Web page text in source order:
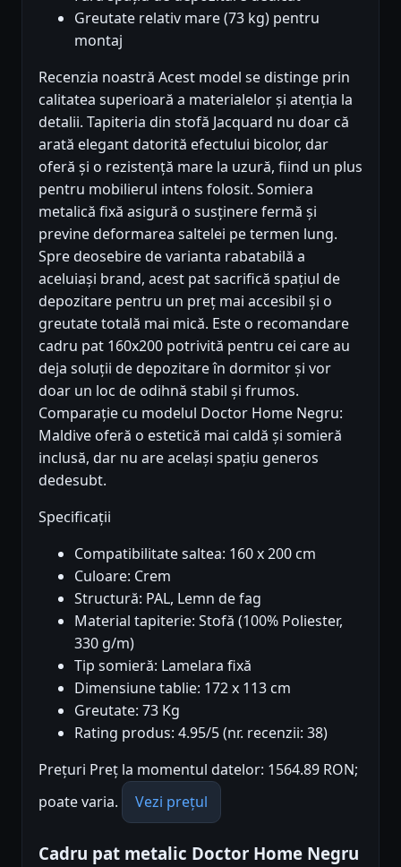
Greutate relativ mare (73 kg) pentru
montaj
Recenzia noastră Acest model se distinge prin
calitatea superioară a materialelor și atenția la
detalii. Tapiteria din stofă Jacquard nu doar că
arată elegant datorită efectului bicolor, dar
oferă și o rezistență mare la uzură, fiind un plus
pentru mobilierul intens folosit. Somiera
metalică fixă asigură o susținere fermă și
previne deformarea saltelei pe termen lung.
Spre deosebire de varianta rabatabilă a
aceluiași brand, acest pat sacrifică spațiul de
depozitare pentru un preț mai accesibil și o
greutate totală mai mică. Este o recomandare
cadru pat 160x200 potrivită pentru cei care au
deja soluții de depozitare în dormitor și vor
doar un loc de odihnă stabil și frumos.
Comparație cu modelul Doctor Home Negru:
Maldive oferă o estetică mai caldă și somieră
inclusă, dar nu are același spațiu generos
dedesubt.
Specificații
Compatibilitate saltea: 160 x 200 cm
Culoare: Crem
Structură: PAL, Lemn de fag
Material tapiterie: Stofă (100% Poliester,
330 g/m)
Tip somieră: Lamelara fixă
Dimensiune tablie: 172 x 113 cm
Greutate: 73 Kg
Rating produs: 4.95/5 (nr. recenzii: 38)
Prețuri Preț la momentul datelor: 1564.89 RON;
poate varia.
Vezi prețul
Cadru pat metalic Doctor Home Negru